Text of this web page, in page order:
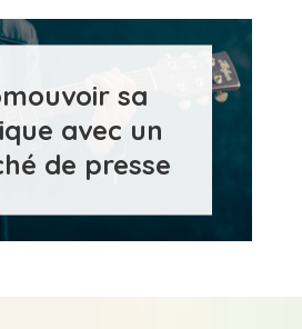
sa
avec un
de presse